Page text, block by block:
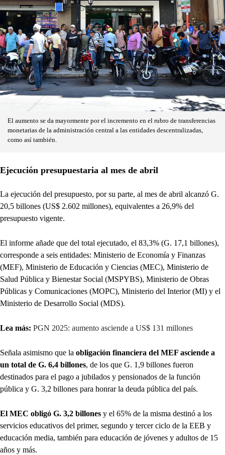
El aumento se da mayormente por el incremento en el rubro de transferencias
monetarias de la administración central a las entidades descentralizadas,
como así también.
Ejecución presupuestaria al mes de abril
La ejecución del presupuesto, por su parte, al mes de abril alcanzó G.
20,5 billones (US$ 2.602 millones), equivalentes a 26,9% del
presupuesto vigente.
El informe añade que del total ejecutado, el 83,3% (G. 17,1 billones),
corresponde a seis entidades: Ministerio de Economía y Finanzas
(MEF), Ministerio de Educación y Ciencias (MEC), Ministerio de
Salud Pública y Bienestar Social (MSPYBS), Ministerio de Obras
Públicas y Comunicaciones (MOPC), Ministerio del Interior (MI) y el
Ministerio de Desarrollo Social (MDS).
Lea más: PGN 2025: aumento asciende a US$ 131 millones
Señala asimismo que la obligación financiera del MEF asciende a
un total de G. 6,4 billones, de los que G. 1,9 billones fueron
destinados para el pago a jubilados y pensionados de la función
pública y G. 3,2 billones para honrar la deuda pública del país.
El MEC obligó G. 3,2 billones y el 65% de la misma destinó a los
servicios educativos del primer, segundo y tercer ciclo de la EEB y
educación media, también para educación de jóvenes y adultos de 15
años y más.